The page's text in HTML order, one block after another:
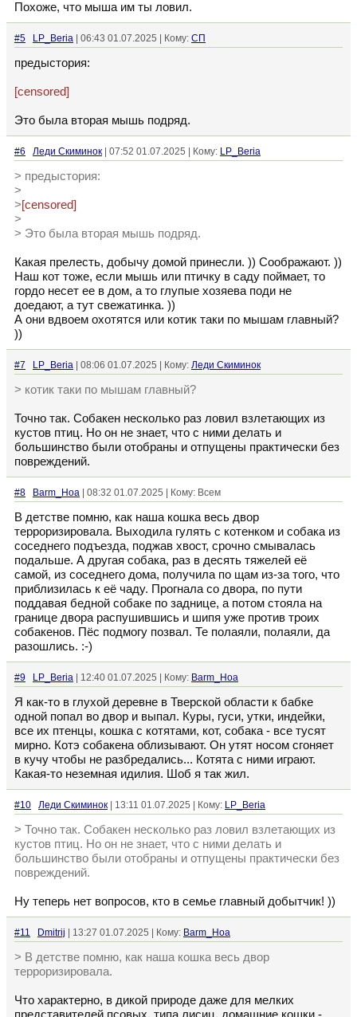
Похоже, что мыша им ты ловил.
#5 LP_Beria | 06:43 01.07.2025 | Кому: СП
предыстория:
[censored]
Это была вторая мышь подряд.
#6 Леди Скиминок | 07:52 01.07.2025 | Кому: LP_Beria
> предыстория:
>
>[censored]
>
> Это была вторая мышь подряд.
Какая прелесть, добычу домой принесли. )) Соображают. ))
Наш кот тоже, если мышь или птичку в саду поймает, то
гордо несет ее в дом, а то глупые хозяева поди не
доедают, а тут свежатинка. ))
А они вдвоем охотятся или котик таки по мышам главный?
))
#7 LP_Beria | 08:06 01.07.2025 | Кому: Леди Скиминок
> котик таки по мышам главный?
Точно так. Собакен несколько раз ловил взлетающих из
кустов птиц. Но он не знает, что с ними делать и
большинство были отобраны и отпущены практически без
повреждений.
#8 Barm_Hoa | 08:32 01.07.2025 | Кому: Всем
В детстве помню, как наша кошка весь двор
терроризировала. Выходила гулять с котенком и собака из
соседнего подъезда, поджав хвост, срочно смывалась
подальше. А другая собака, раз в десять тяжелей её
самой, из соседнего дома, получила по щам из-за того, что
приблизилась к её чаду. Прогнала со двора, по пути
поддавая бедной собаке по заднице, а потом стояла на
границе двора распушившись и шипя уже против троих
собакенов. Пёс подмогу позвал. Те полаяли, полаяли, да
разошлись. :-)
#9 LP_Beria | 12:40 01.07.2025 | Кому: Barm_Hoa
Я как-то в глухой деревне в Тверской области к бабке
одной попал во двор и выпал. Куры, гуси, утки, индейки,
все их птенцы, кошка с котятами, кот, собака - все тусят
мирно. Котэ собакена облизывают. Он утят носом сгоняет
в кучу чтобы не разбредались... Котята с ними играют.
Какая-то неземная идилия. Шоб я так жил.
#10 Леди Скиминок | 13:11 01.07.2025 | Кому: LP_Beria
> Точно так. Собакен несколько раз ловил взлетающих из
кустов птиц. Но он не знает, что с ними делать и
большинство были отобраны и отпущены практически без
повреждений.
Ну теперь нет вопросов, кто в семье главный добытчик! ))
#11 Dmitrij | 13:27 01.07.2025 | Кому: Barm_Hoa
> В детстве помню, как наша кошка весь двор
терроризировала.
Что характерно, в дикой природе даже для мелких